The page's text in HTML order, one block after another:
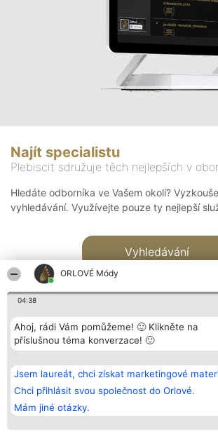
ORLOVÉ Módy
04:38
Ahoj, rádi Vám pomůžeme! 🙂 Klikněte na
příslušnou téma konverzace! 🙂
Jsem laureát, chci získat marketingové
Chci přihlásit svou společnost do Orlové.
Mám jiné otázky.
Najít specialistu
Plebiscit sdružuje těch nejlepších v
Hledáte odborníka ve Vašem okolí?
vyhledávání. Využívejte pouze ty nejlepší
Vyhledávání
Bright Side Solutions sp. z o.
o. sp. k.
ul. Ruska 22
Wrocław 50-079
KRS 0000749100 | Regon
381313360 | NIP 8943132676
Vítězové
Seznam všech
laureátů
Zásady
Zásady